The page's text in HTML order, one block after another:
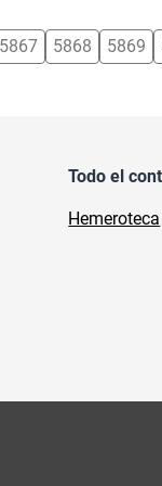
5867 5868 5869
Todo el
Hemeroteca